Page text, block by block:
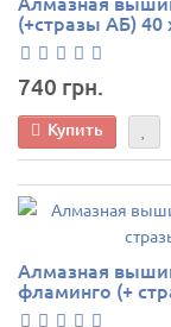
(+стразы АБ) 40
740 грн.
Купить
Алмазная
фламинго (+